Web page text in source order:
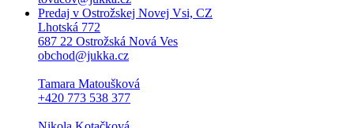
Predaj v Ostrožskej Novej Vsi, CZ
Lhotská 772
687 22 Ostrožská Nová Ves
obchod@jukka.cz
Tamara Matoušková
+420 773 538 377